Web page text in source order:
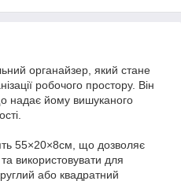
органайзер, який стане
робочого простору. Він
надає йому вишуканого
55×20×8см, що дозволяє
використовувати для
або квадратний